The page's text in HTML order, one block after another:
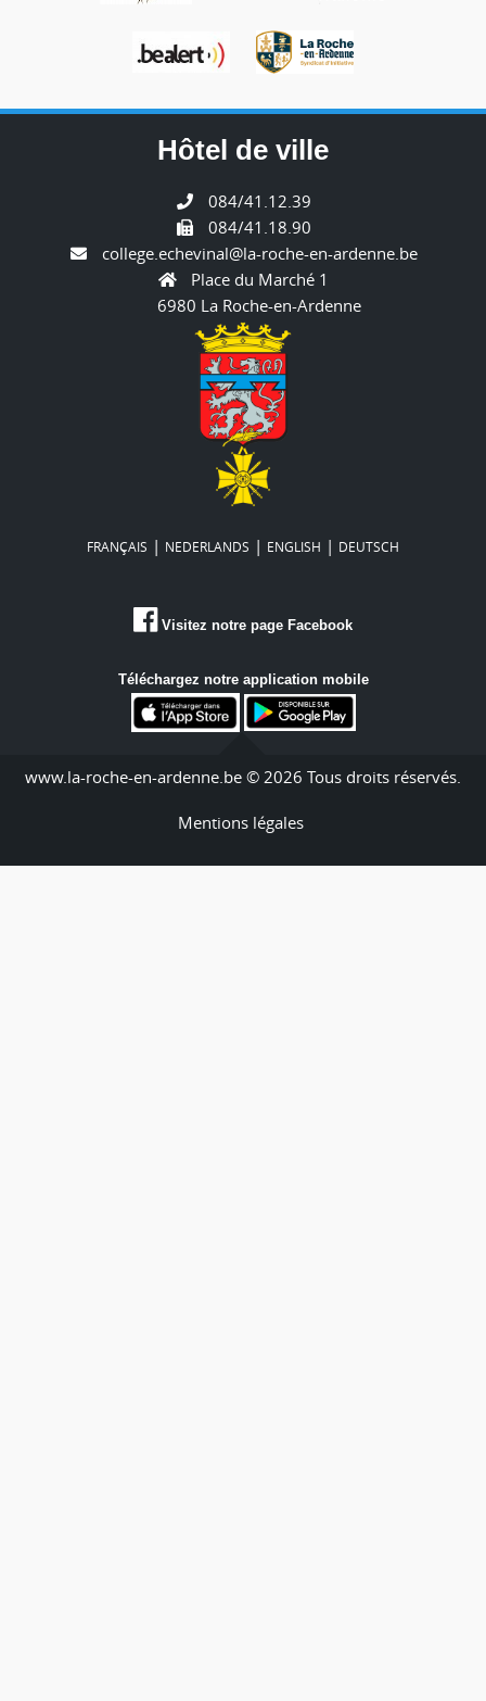
Hôtel de ville
084/41.12.39
084/41.18.90
college.echevinal@la-roche-en-ardenne.be
Place du Marché 1
6980 La Roche-en-Ardenne
FRANÇAIS | NEDERLANDS | ENGLISH | DEUTSCH
Visitez notre page Facebook
Téléchargez notre application mobile
www.la-roche-en-ardenne.be © 2026 Tous droits réservés.
Mentions légales